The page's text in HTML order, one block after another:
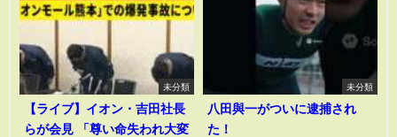
未分類
【ライブ】イオン・吉田社長
らが会見 「尊い命失われ大変
未分類
八田與一がついに逮捕され
た！